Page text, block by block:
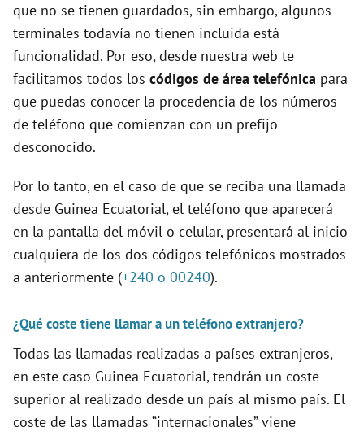
que no se tienen guardados, sin embargo, algunos
terminales todavía no tienen incluida está
funcionalidad. Por eso, desde nuestra web te
facilitamos todos los códigos de área telefónica para
que puedas conocer la procedencia de los números
de teléfono que comienzan con un prefijo
desconocido.
Por lo tanto, en el caso de que se reciba una llamada
desde Guinea Ecuatorial, el teléfono que aparecerá
en la pantalla del móvil o celular, presentará al inicio
cualquiera de los dos códigos telefónicos mostrados
a anteriormente (+240 o 00240).
¿Qué coste tiene llamar a un teléfono extranjero?
Todas las llamadas realizadas a países extranjeros,
en este caso Guinea Ecuatorial, tendrán un coste
superior al realizado desde un país al mismo país. El
coste de las llamadas “internacionales” viene